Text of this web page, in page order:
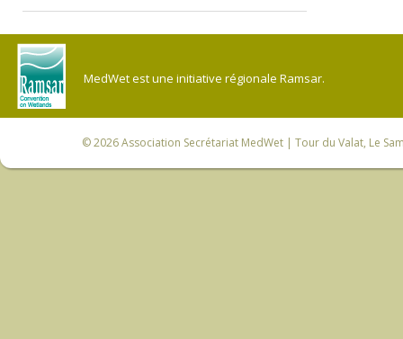
MedWet est une initiative régionale Ramsar.
© 2026Association Secrétariat MedWet | Tour du Valat, Le